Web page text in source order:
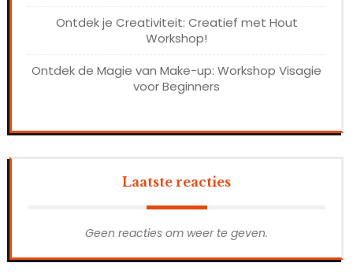
Ontdek je Creativiteit: Creatief met Hout
Workshop!
Ontdek de Magie van Make-up: Workshop Visagie
voor Beginners
Laatste reacties
Geen reacties om weer te geven.